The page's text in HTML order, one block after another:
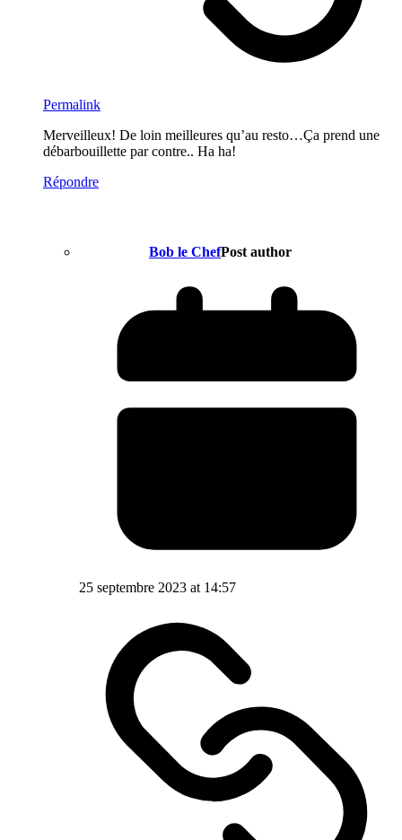
Permalink
Merveilleux! De loin meilleures qu’au resto…Ça prend une
débarbouillette par contre.. Ha ha!
Répondre
Bob le ChefPost author
25 septembre 2023 at 14:57